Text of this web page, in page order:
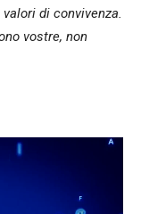
di convivenza.
vostre, non